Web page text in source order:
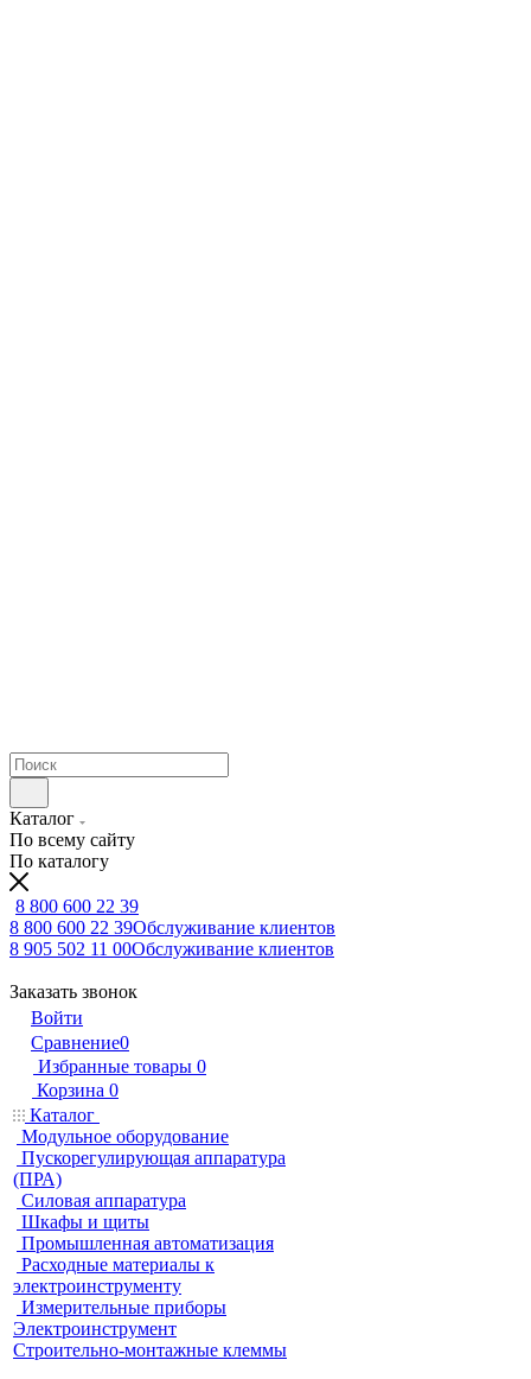
Каталог
По всему сайту
По каталогу
8 800 600 22 39
8 800 600 22 39Обслуживание клиентов
8 905 502 11 00Обслуживание клиентов
Заказать звонок
Войти
Сравнение0
Избранные товары 0
Корзина 0
Каталог
Модульное оборудование
Пускорегулирующая аппаратура
(ПРА)
Силовая аппаратура
Шкафы и щиты
Промышленная автоматизация
Расходные материалы к
электроинструменту
Измерительные приборы
Электроинструмент
Строительно-монтажные клеммы